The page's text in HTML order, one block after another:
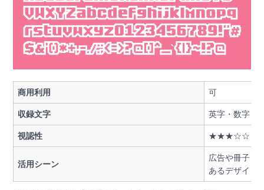
商用利用 可
収録文字 英字・数字・
視認性 ★★★☆☆
活用シーン
広告や冊子（
あるデザイン